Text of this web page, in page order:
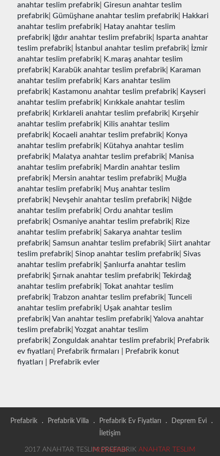
anahtar teslim prefabrik Giresun anahtar teslim
prefabrik Gümüşhane anahtar teslim prefabrik Hakkari
anahtar teslim prefabrik Hatay anahtar teslim
prefabrik Iğdır anahtar teslim prefabrik Isparta anahtar
teslim prefabrik İstanbul anahtar teslim prefabrik İzmir
anahtar teslim prefabrik K.maraş anahtar teslim
prefabrik Karabük anahtar teslim prefabrik Karaman
anahtar teslim prefabrik Kars anahtar teslim
prefabrik Kastamonu anahtar teslim prefabrik Kayseri
anahtar teslim prefabrik Kırıkkale anahtar teslim
prefabrik Kırklareli anahtar teslim prefabrik Kırşehir
anahtar teslim prefabrik Kilis anahtar teslim
prefabrik Kocaeli anahtar teslim prefabrik Konya
anahtar teslim prefabrik Kütahya anahtar teslim
prefabrik Malatya anahtar teslim prefabrik Manisa
anahtar teslim prefabrik Mardin anahtar teslim
prefabrik Mersin anahtar teslim prefabrik Muğla
anahtar teslim prefabrik Muş anahtar teslim
prefabrik Nevşehir anahtar teslim prefabrik Niğde
anahtar teslim prefabrik Ordu anahtar teslim
prefabrik Osmaniye anahtar teslim prefabrik Rize
anahtar teslim prefabrik Sakarya anahtar teslim
prefabrik Samsun anahtar teslim prefabrik Siirt anahtar
teslim prefabrik Sinop anahtar teslim prefabrik Sivas
anahtar teslim prefabrik Şanlıurfa anahtar teslim
prefabrik Şırnak anahtar teslim prefabrik Tekirdağ
anahtar teslim prefabrik Tokat anahtar teslim
prefabrik Trabzon anahtar teslim prefabrik Tunceli
anahtar teslim prefabrik Uşak anahtar teslim
prefabrik Van anahtar teslim prefabrik Yalova anahtar
teslim prefabrik Yozgat anahtar teslim
prefabrik Zonguldak anahtar teslim prefabrik Prefabrik
ev fiyatları
Prefabrik firmaları
Prefabrik konut
fiyatları
Prefabrik evler
Prefabrik . Prefabrik Villa . Prefabrik Ev Fiyatları . Deprem Evi
.
İletişim
2017 ANAHTAR TESLIM PREFABRIK
ANAHTAR TESLIM PREFABRIK